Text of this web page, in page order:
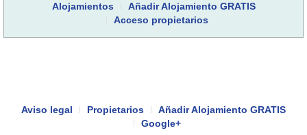
Alojamientos
Añadir Alojamiento GRATIS
Acceso propietarios
Aviso legal Propietarios
Añadir Alojamiento GRATIS
Google+